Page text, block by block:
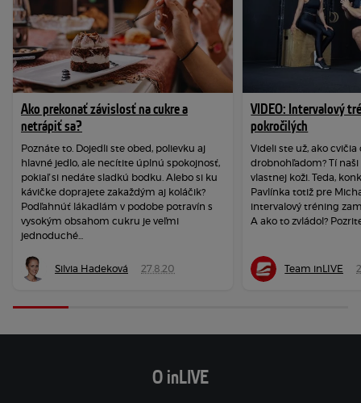
Ako prekonať závislosť na cukre a
netrápiť sa?
Poznáte to. Dojedli ste obed, polievku aj
hlavné jedlo, ale necítite úplnú spokojnosť,
pokiaľ si nedáte sladkú bodku. Alebo si ku
kávičke doprajete zakaždým aj koláčik?
Podľahnúť lákadlám v podobe potravín s
vysokým obsahom cukru je veľmi
jednoduché...
Silvia Hadeková 27.8.20
VIDEO: Intervalový
pokročilých
Videli ste už, ako
drobnohľadom? Tí naši
vlastnej koži. Teda,
Pavlínka totiž pre
intervalový tréning
A ako to zvládol?
Team inLIVE
O inLIVE